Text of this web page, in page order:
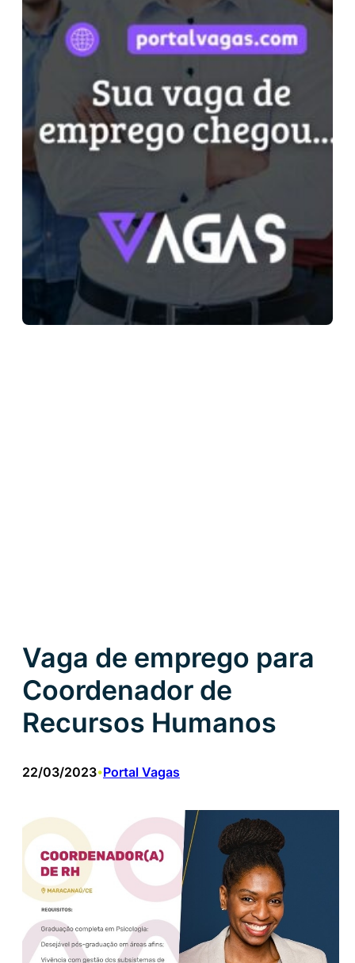
Vaga de emprego para
Coordenador de
Recursos Humanos
22/03/2023•Portal Vagas